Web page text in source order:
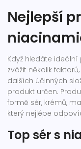
Nejlepší
Když hledáte
zvážit několik
dalších účinných
produkt určen.
formě sér, krémů,
který nejlépe
Top sér s